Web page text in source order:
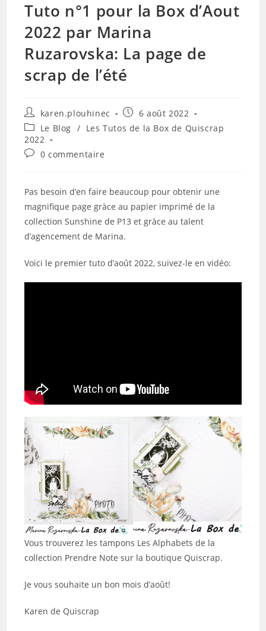
Tuto n°1 pour la Box d’Aout
2022 par Marina
Ruzarovska: La page de
scrap de l’été
Auteur/autrice
de
la
publication :
karen.plouhinec
Publication
publiée :
6 août 2022
Post
category:
Le Blog / Les Tutos de la Box de Quiscrap
2022
Commentaires
publication :
0 commentaire
Pas besoin d’en faire beaucoup pour obtenir une
magnifique page gràce au papier imprimé de la
collection Sunshine de P13 et gràce au talent
d’agencement de Marina.
Voici le premier tuto d’août 2022, suivez-le en vidéo:
Vous trouverez les tampons Les Alphabets de la
collection Prendre Note sur la boutique Quiscrap.
Je vous souhaite un bon mois d’août!
Karen de Quiscrap